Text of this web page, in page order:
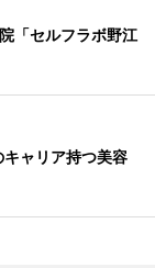
「セルフラボ野江
ャリア持つ美容